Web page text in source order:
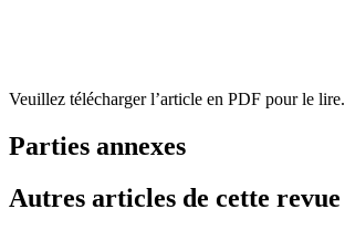
Veuillez télécharger l’article en PDF pour le lire.
Parties annexes
Autres articles de cette revue